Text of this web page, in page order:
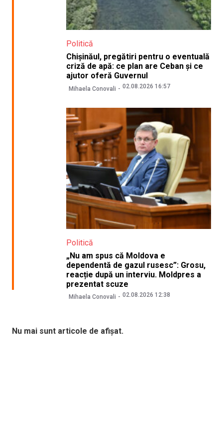
Politică
Chișinăul, pregătiri pentru o eventuală
criză de apă: ce plan are Ceban și ce
ajutor oferă Guvernul
Mihaela Conovali 02.08.2026 16:57
Politică
„Nu am spus că Moldova e
dependentă de gazul rusesc”: Grosu,
reacție după un interviu. Moldpres a
prezentat scuze
Mihaela Conovali 02.08.2026 12:38
Nu mai sunt articole de afișat.